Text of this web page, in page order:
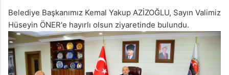
Belediye Başkanımız Kemal Yakup AZİZOĞLU, Sayın Valimiz
Hüseyin ÖNER'e hayırlı olsun ziyaretinde bulundu.